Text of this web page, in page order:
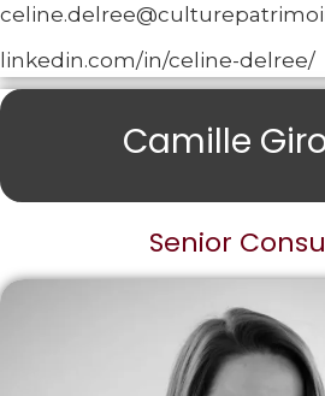
linkedin.com/in/celine-delree/
Camille
Senior